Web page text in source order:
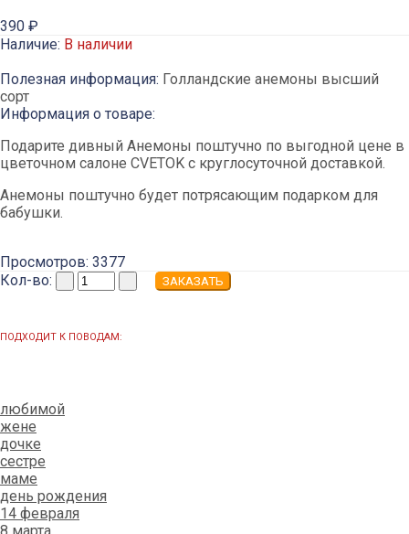
390 ₽
Наличие: В наличии
Полезная информация: Голландские анемоны высший
сорт
Информация о товаре:
Подарите дивный Анемоны поштучно по выгодной цене в
цветочном салоне CVETOK с круглосуточной доставкой.
Анемоны поштучно будет потрясающим подарком для
бабушки.
Просмотров: 3377
Кол-во:
ПОДХОДИТ К ПОВОДАМ:
любимой
жене
дочке
сестре
маме
день рождения
14 февраля